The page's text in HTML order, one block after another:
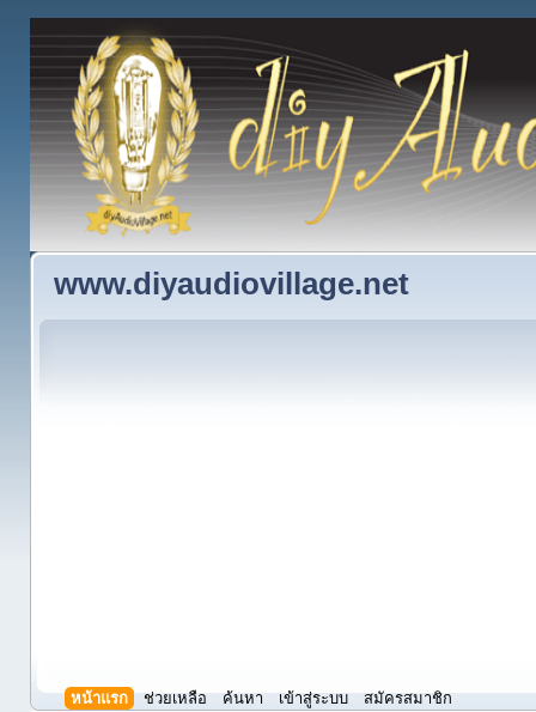
www.diyaudiovillage.net
หน้าแรก ช่วยเหลือ ค้นหา เข้าสู่ระบบ สมัครสมาชิก